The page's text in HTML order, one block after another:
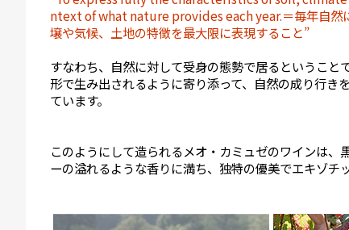
ntext of what nature provides each year.＝毎年自然
壌や気候、土地の特徴を最大限に表現すること”
すなわち、自然に対して受身の態勢で居るということ
形で生み出されるように寄り添って、自然の成り行き
ています。
このようにして造られるメオ・カミュゼのワインは、
ーの溢れるような香りに満ち、独特の優美でエキゾチ